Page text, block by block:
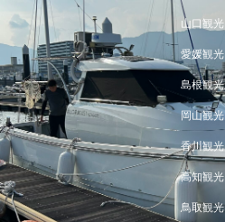
山口観光
愛媛観光
島根観光
岡山観光
香川観光
高知観光
鳥取観光